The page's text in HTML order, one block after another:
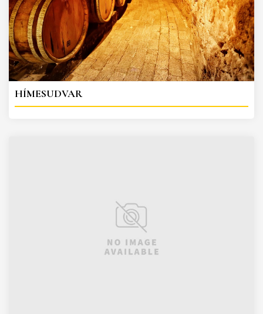
HÍMESUDVAR